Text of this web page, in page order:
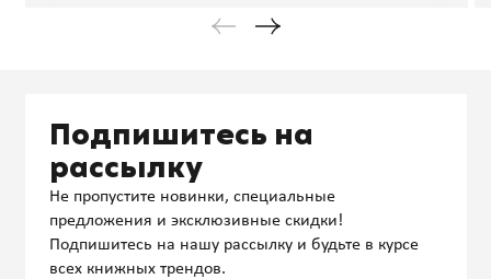
Подпишитесь на
рассылку
Не пропустите новинки, специальные
предложения и эксклюзивные скидки!
Подпишитесь на нашу рассылку и будьте в курсе
всех книжных трендов.